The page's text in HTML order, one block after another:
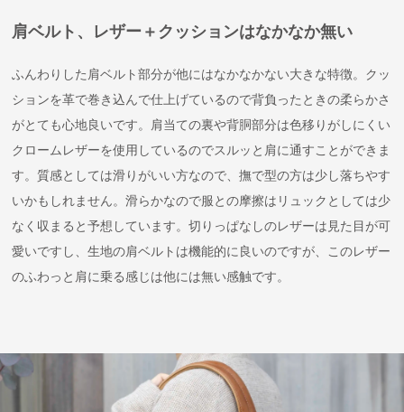
肩ベルト、レザー＋クッションはなかなか無い
ふんわりした肩ベルト部分が他にはなかなかない大きな特徴。クッ
ションを革で巻き込んで仕上げているので背負ったときの柔らかさ
がとても心地良いです。肩当ての裏や背胴部分は色移りがしにくい
クロームレザーを使用しているのでスルッと肩に通すことができま
す。質感としては滑りがいい方なので、撫で型の方は少し落ちやす
いかもしれません。滑らかなので服との摩擦はリュックとしては少
なく収まると予想しています。切りっぱなしのレザーは見た目が可
愛いですし、生地の肩ベルトは機能的に良いのですが、このレザー
のふわっと肩に乗る感じは他には無い感触です。